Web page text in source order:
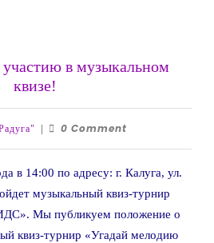
в музыкальном
квизе!
к
участию
квизе!
НСП
0 Comment
в 14:00 по адресу: г. Калуга, ул.
музыкальный квиз-турнир
Мы публикуем положение о
квиз-турнир «Угадай мелодию